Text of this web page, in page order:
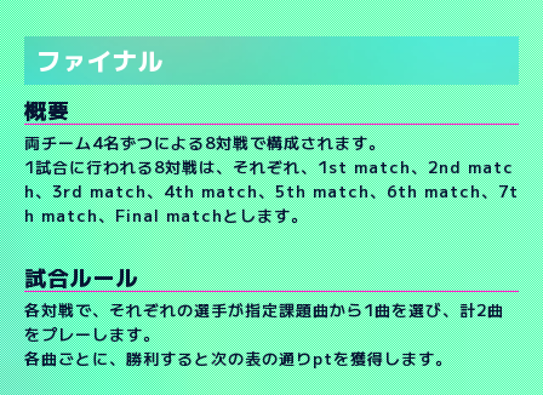
ファイナル
概要
両チーム4名ずつによる8対戦で構成されます。
1試合に行われる8対戦は、それぞれ、1st match、2nd matc
h、3rd match、4th match、5th match、6th match、7t
h match、Final matchとします。
試合ルール
各対戦で、それぞれの選手が指定課題曲から1曲を選び、計2曲
をプレーします。
各曲ごとに、勝利すると次の表の通りptを獲得します。